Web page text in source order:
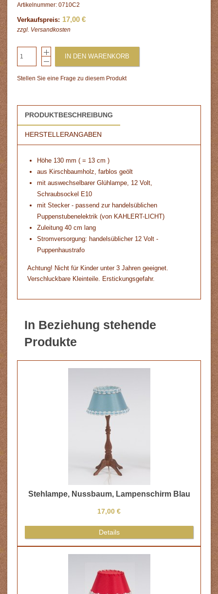
Artikelnummer: 0710C2
Verkaufspreis: 17,00 €
zzgl. Versandkosten
IN DEN WARENKORB
Stellen Sie eine Frage zu diesem Produkt
PRODUKTBESCHREIBUNG
HERSTELLERANGABEN
Höhe 130 mm ( = 13 cm )
aus Kirschbaumholz, farblos geölt
mit auswechselbarer Glühlampe, 12 Volt,
Schraubsockel E10
mit Stecker - passend zur handelsüblichen
Puppenstubenelektrik (von KAHLERT-LICHT)
Zuleitung 40 cm lang
Stromversorgung: handelsüblicher 12 Volt -
Puppenhaustrafo
Achtung! Nicht für Kinder unter 3 Jahren geeignet.
Verschluckbare Kleinteile. Erstickungsgefahr.
In Beziehung stehende
Produkte
Stehlampe, Nussbaum, Lampenschirm Blau
17,00 €
Details